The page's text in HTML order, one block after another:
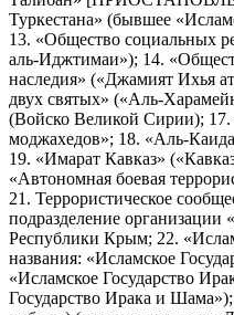
Туркестана» (бывшее
13. «Общество социальных
аль-Иджтимаи»); 14.
наследия» («Джамият Ихья
двух святых» («Аль-
(Войско Великой Сирии);
моджахедов»; 18. «Аль-
19. «Имарат Кавказ»
«Автономная боевая
21. Террористическое
подразделение организации
Республики Крым; 22.
названия: «Исламское
«Исламское Государство
Государство Ирака и